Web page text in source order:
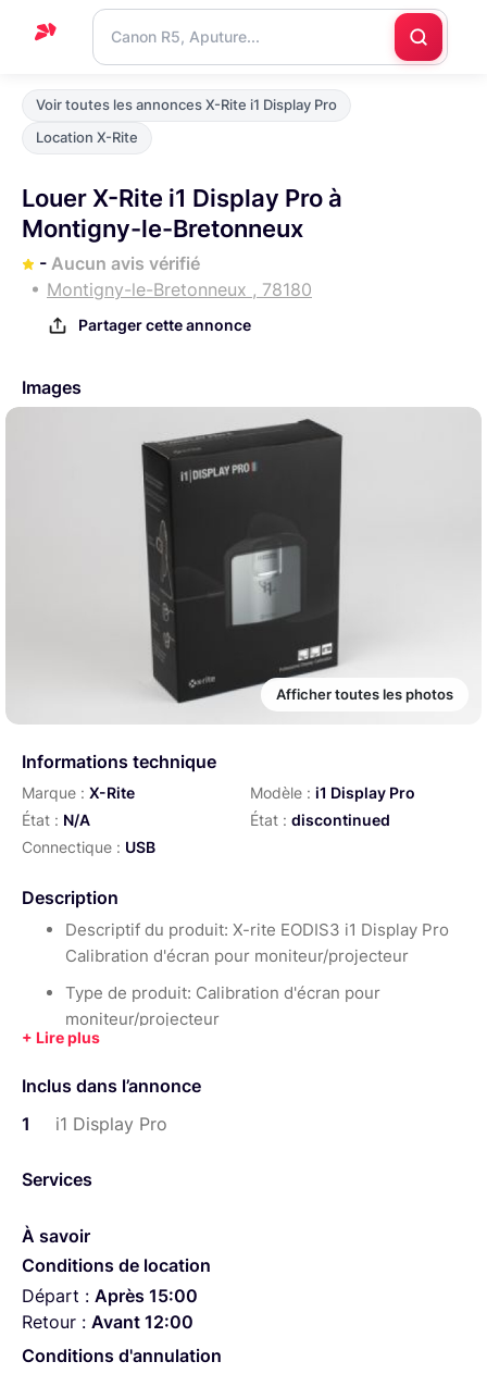
Accueil
Support
Nous
contacter
Voir toutes les annonces X-Rite i1 Display Pro
Location X-Rite
Louer X-Rite i1 Display Pro à
Montigny-le-Bretonneux
- Aucun avis vérifié
Montigny-le-Bretonneux , 78180
Partager cette annonce
Images
Afficher toutes les photos
Informations technique
Marque : X-Rite Modèle : i1 Display Pro
État : N/A État : discontinued
Connectique : USB
Description
Descriptif du produit: X-rite EODIS3 i1 Display Pro
Calibration d'écran pour moniteur/projecteur
Type de produit: Calibration d'écran pour
moniteur/projecteur
Prise en charge des technologies d'affichage:
CCFL, LED blanche, LED RVB, gamut élargi
de flux, Flare Correct
Mac 10,6/10,07/10,08/10,09
Pour Calibrer et au profil de toutes les technologies
d'ordinateur portable et moniteur de bureau
Inclus dans l’annonce
1
i1 Display Pro
Services
À savoir
Conditions de location
Départ : Après 15:00
Retour : Avant 12:00
Conditions d'annulation